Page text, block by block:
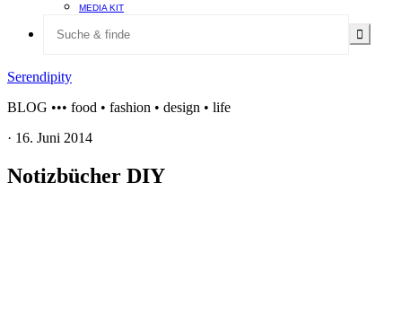
MEDIA KIT
Serendipity
BLOG ••• food • fashion • design • life
· 16. Juni 2014
Notizbücher DIY